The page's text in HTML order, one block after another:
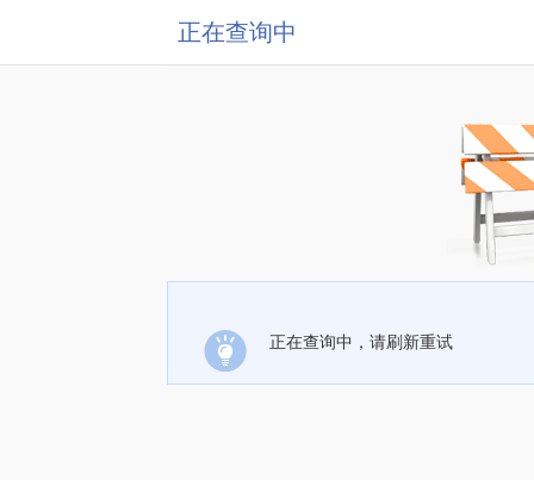
正在查询中
正在查询中，请刷新重试